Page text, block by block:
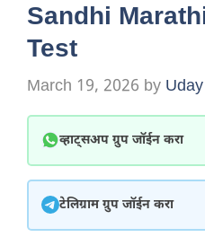
Sandhi
Test
March 19, 2026 by
व्हाट्सअप ग्रुप जॉईन करा
टेलिग्राम ग्रुप जॉईन करा